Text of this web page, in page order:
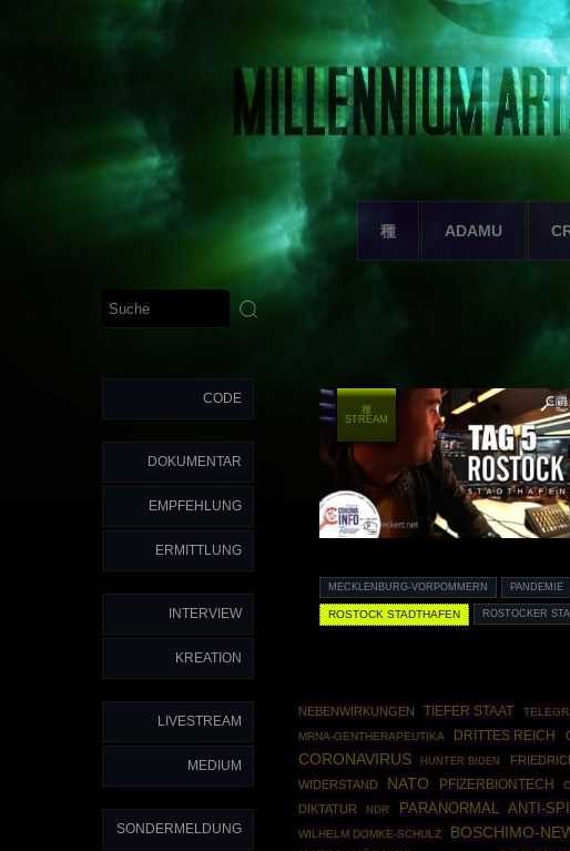
種 ADAMU
CODE
DOKUMENTAR
EMPFEHLUNG
ERMITTLUNG
INTERVIEW
KREATION
LIVESTREAM
MEDIUM
SONDERMELDUNG
MECKLENBURG-VORPOMMERN PANDEMIE
ROSTOCK STADTHAFEN ROSTOCKER
種
STREAM
NEBENWIRKUNGEN
TIEFER STAAT
MRNA-GENTHERAPEUTIKA DRITTES REICH
CORONAVIRUS HUNTER BIDEN
WIDERSTAND NATO PFIZERBIONTECH
DIKTATUR NDR PARANORMAL ANTI-
WILHELM DOMKE-SCHULZ BOSCHIMO-